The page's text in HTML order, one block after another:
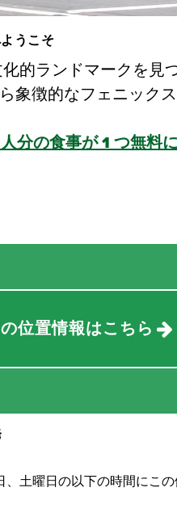
うこそ
的ランドマークを見
象徴的なフェニック
分の食事が 1 つ無料
位置情報はこちら
土曜日の以下の時間にこの